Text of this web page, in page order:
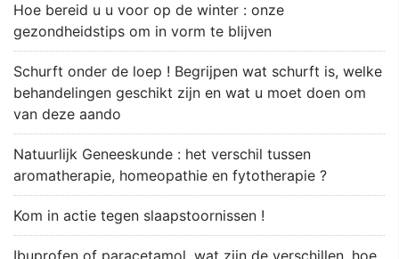
Hoe bereid u u voor op de winter : onze
gezondheidstips om in vorm te blijven
Schurft onder de loep ! Begrijpen wat schurft is, welke
behandelingen geschikt zijn en wat u moet doen om
van deze aando
Natuurlijk Geneeskunde : het verschil tussen
aromatherapie, homeopathie en fytotherapie ?
Kom in actie tegen slaapstoornissen !